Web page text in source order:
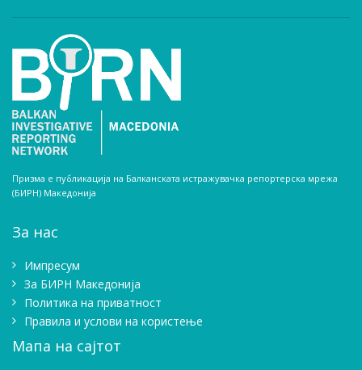
Призма е публикација на Балканската истражувачка репортерска мрежа
(БИРН) Македонија
За нас
Импресум
Зa БИРН Македонија
Политика на приватност
Правила и услови на користење
Мапа на сајтот